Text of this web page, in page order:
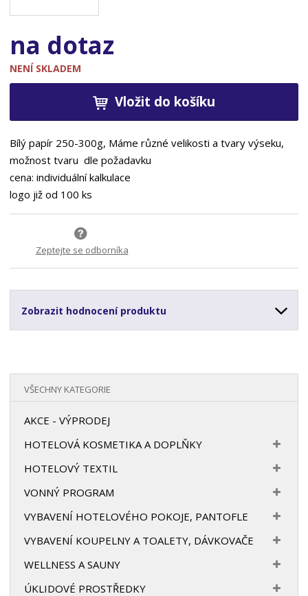
na dotaz
NENÍ SKLADEM
Vložit do košíku
Bílý papír 250-300g, Máme různé velikosti a tvary výseku,
možnost tvaru dle požadavku
cena: individuální kalkulace
logo již od 100 ks
Zeptejte se odborníka
Zobrazit hodnocení produktu
VŠECHNY KATEGORIE
AKCE - VÝPRODEJ
HOTELOVÁ KOSMETIKA A DOPLŇKY
HOTELOVÝ TEXTIL
VONNÝ PROGRAM
VYBAVENÍ HOTELOVÉHO POKOJE, PANTOFLE
VYBAVENÍ KOUPELNY A TOALETY, DÁVKOVAČE
WELLNESS A SAUNY
ÚKLIDOVÉ PROSTŘEDKY